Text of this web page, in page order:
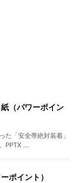
（パワーポイン
た「安全帯絶対装着」
PPTX ...
ポイント）